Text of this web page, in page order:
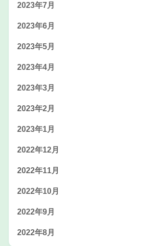
2023年7月
2023年6月
2023年5月
2023年4月
2023年3月
2023年2月
2023年1月
2022年12月
2022年11月
2022年10月
2022年9月
2022年8月